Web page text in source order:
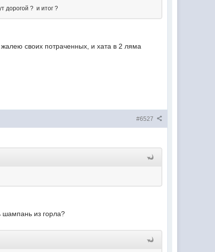
дорогой ? и итог ?
своих потраченных, и хата в 2 ляма
#6527
из горла?